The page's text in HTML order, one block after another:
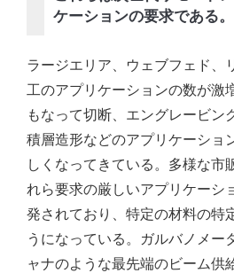
ケーションの要求である。
ラージエリア、ウェブフェド、
工のアプリケーションの数が激
もなって切断、エングレービン
積層造形などのアプリケーショ
しくなってきている。多様な市
れら要求の厳しいアプリケーシ
発されており、特定の材料の特
うになっている。ガルバノメー
ャナのような最先端のビーム供